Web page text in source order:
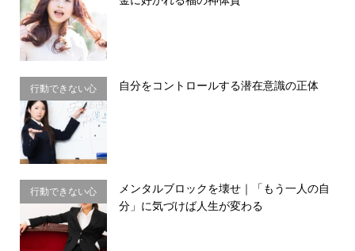
考法
行動できない心
理・思い込み
自分をコントロールする潜在意識の正体
行動できない心
理・思い込み
メンタルブロックを壊せ｜「もう一人の自
分」に気づけば人生が変わる